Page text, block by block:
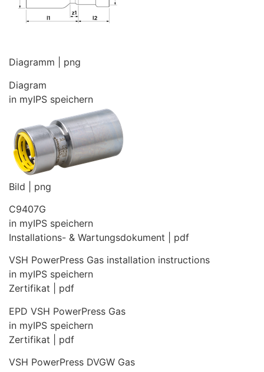
Diagramm | png
Diagram
in myIPS speichern
Bild | png
C9407G
in myIPS speichern
Installations- & Wartungsdokument | pdf
VSH PowerPress Gas installation instructions
in myIPS speichern
Zertifikat | pdf
EPD VSH PowerPress Gas
in myIPS speichern
Zertifikat | pdf
VSH PowerPress DVGW Gas